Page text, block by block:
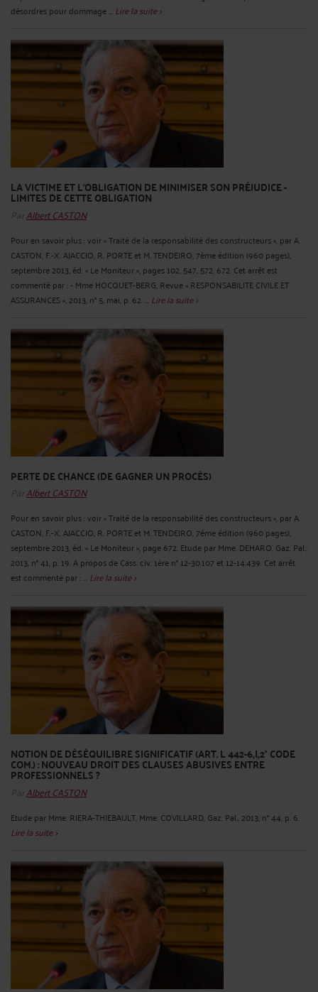
désordres pour dommage ... Lire la suite >
LA VICTIME ET L'OBLIGATION DE MINIMISER SON PRÉJUDICE -
LIMITES DE CETTE OBLIGATION
ParAlbert CASTON
Pour en savoir plus : voir « Traité de la responsabilité des constructeurs », par A.
CASTON, F.-X. AJACCIO, R. PORTE et M. TENDEIRO, 7ème édition (960 pages),
septembre 2013, éd. « Le Moniteur », pages 102, 547, 572, 672. Cet arrêt est
commenté par : - Mme HOCQUET-BERG, Revue « RESPONSABILITE CIVILE ET
ASSURANCES », 2013, n° 5, mai, p. 62. ... Lire la suite >
PERTE DE CHANCE (DE GAGNER UN PROCÈS)
ParAlbert CASTON
Pour en savoir plus : voir « Traité de la responsabilité des constructeurs », par A.
CASTON, F.-X. AJACCIO, R. PORTE et M. TENDEIRO, 7ème édition (960 pages),
septembre 2013, éd. « Le Moniteur », page 672. Etude par Mme. DEHARO, Gaz. Pal.,
2013, n° 41, p. 19. A propos de Cass. civ. 1ère n° 12-30.107 et 12-14.439. Cet arrêt
est commenté par : ... Lire la suite >
NOTION DE DÉSÉQUILIBRE SIGNIFICATIF (ART. L 442-6,I,2° CODE
COM.) : NOUVEAU DROIT DES CLAUSES ABUSIVES ENTRE
PROFESSIONNELS ?
ParAlbert CASTON
Etude par Mme. RIERA-THIEBAULT, Mme. COVILLARD, Gaz. Pal., 2013, n° 44, p. 6.
Lire la suite >